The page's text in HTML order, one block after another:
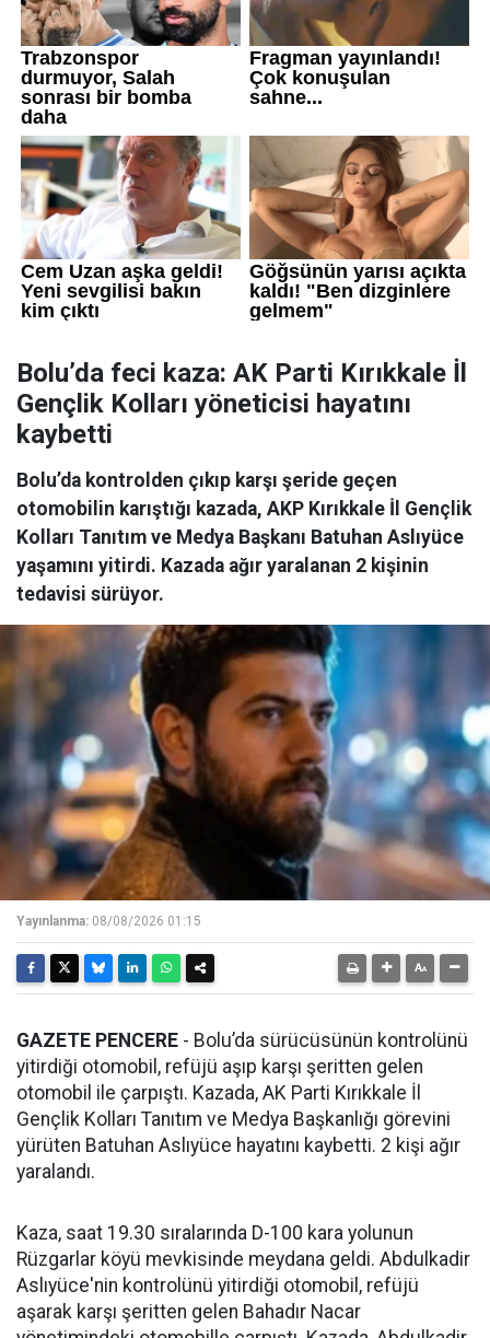
Bolu’da feci kaza: AK Parti Kırıkkale İl
Gençlik Kolları yöneticisi hayatını
kaybetti
Bolu’da kontrolden çıkıp karşı şeride geçen
otomobilin karıştığı kazada, AKP Kırıkkale İl Gençlik
Kolları Tanıtım ve Medya Başkanı Batuhan Aslıyüce
yaşamını yitirdi. Kazada ağır yaralanan 2 kişinin
tedavisi sürüyor.
Yayınlanma: 08/08/2026 01:15
GAZETE PENCERE - Bolu’da sürücüsünün kontrolünü
yitirdiği otomobil, refüjü aşıp karşı şeritten gelen
otomobil ile çarpıştı. Kazada, AK Parti Kırıkkale İl
Gençlik Kolları Tanıtım ve Medya Başkanlığı görevini
yürüten Batuhan Aslıyüce hayatını kaybetti. 2 kişi ağır
yaralandı.
Kaza, saat 19.30 sıralarında D-100 kara yolunun
Rüzgarlar köyü mevkisinde meydana geldi. Abdulkadir
Aslıyüce'nin kontrolünü yitirdiği otomobil, refüjü
aşarak karşı şeritten gelen Bahadır Nacar